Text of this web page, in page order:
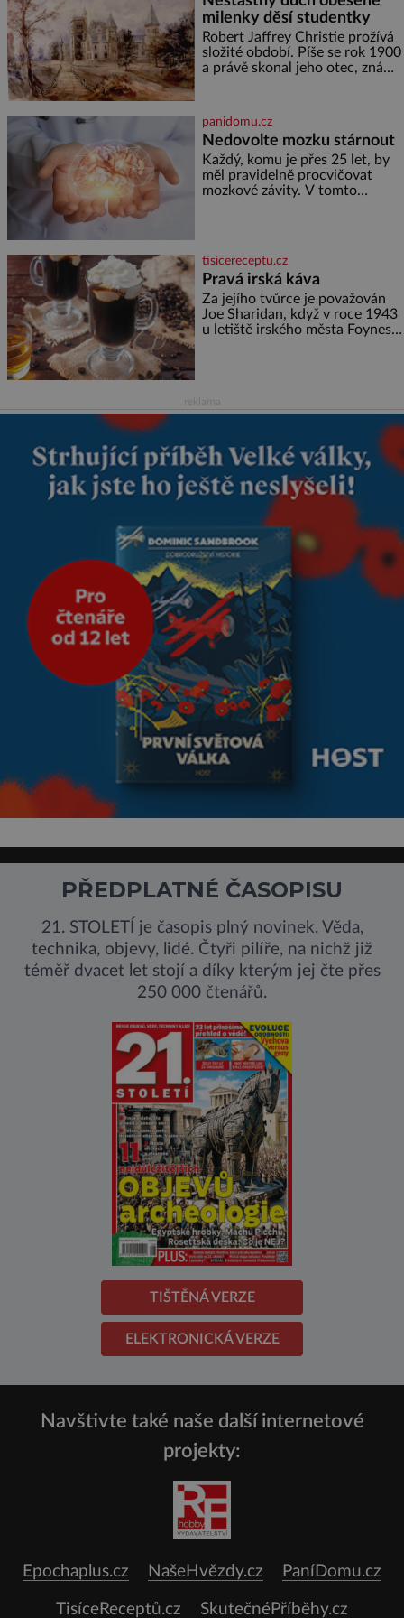
raději jen skrápí svěcenou
vodou. Za několik dní divné
burácení skutečně ustane. Když
o mnoho let později hrobku
milenky děsí studentky
Robert Jaffrey Christie prožívá
složité období. Píše se rok 1900
a právě skonal jeho otec, známý
ale doprovázena ohromným
dědictvím
panidomu.cz
Nedovolte mozku stárnout
Každý, komu je přes 25 let, by
měl pravidelně procvičovat
mozkové závity. V tomto
marně v paměti lovíte název
knížky, kterou jste nedávno
přečetli. Je to opravdu tak, s
věkem jako kdyby se paměť
rozhodla stávkovat. Cvičte
tisicereceptu.cz
Pravá irská káva
Za jejího tvůrce je považován
Joe Sharidan, když v roce 1943
u letiště irského města Foynes
PŘEDPLATNÉ ČASOPISU
21. STOLETÍ je časopis plný novinek. Věda,
technika, objevy, lidé. Čtyři pilíře, na nichž již
téměř dvacet let stojí a díky kterým jej čte přes
250 000 čtenářů.
TIŠTĚNÁ VERZE
ELEKTRONICKÁ VERZE
Navštivte také naše další internetové
projekty:
Epochaplus.cz NašeHvězdy.cz PaníDomu.cz
TisíceReceptů.cz SkutečnéPříběhy.cz